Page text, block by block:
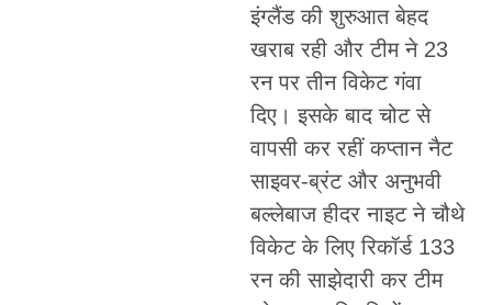
इंग्लैंड की शुरुआत बेहद
खराब रही और टीम ने 23
रन पर तीन विकेट गंवा
दिए। इसके बाद चोट से
वापसी कर रहीं कप्तान नैट
साइवर-ब्रंट और अनुभवी
बल्लेबाज हीदर नाइट ने चौथे
विकेट के लिए रिकॉर्ड 133
रन की साझेदारी कर टीम